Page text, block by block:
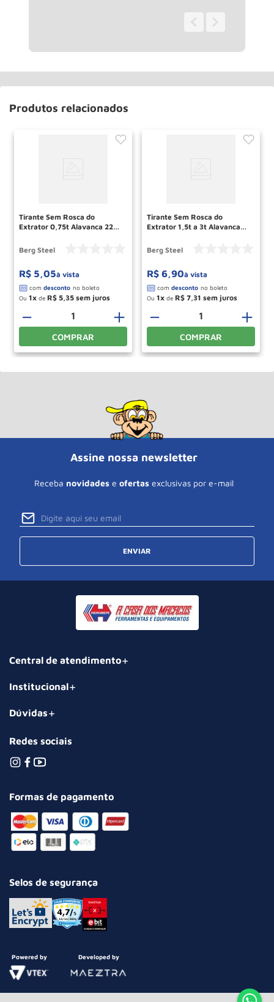
Produtos relacionados
Tirante Sem Rosca do
Extrator 0,75t Alavanca 2223
Berg Steel
R$ 5,05à vista
Ou 1 de R$ 5 35
＋
－
COMPRAR
Tirante Sem Rosca do
Extrator 1,5t a 3t Alavanca
Berg Steel
R$ 6,90à vista
Ou 1 de R$ 7 31
＋
－
COMPRAR
Assine nossa newsletter
Receba novidades e ofertas exclusivas por e-mail
ENVIAR
Central de atendimento
Institucional
Dúvidas
Redes sociais
Formas de pagamento
Selos de segurança
Powered by Developed by